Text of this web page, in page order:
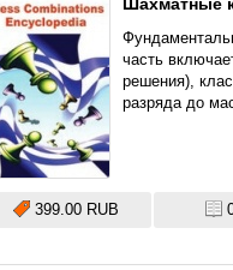
часть
решения),
разряда до
399.00 RUB